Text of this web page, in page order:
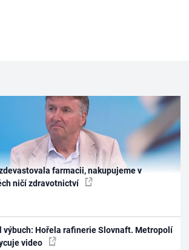
farmacii, nakupujeme v
ničí zdravotnictví
výbuch: Hořela rafinerie Slovnaft. Metropolí
video